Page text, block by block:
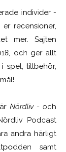
individer -
recensioner,
mer. Sajten
och ger allt
spel, tillbehör,
Nördliv- och
Podcast
andra härligt
samt